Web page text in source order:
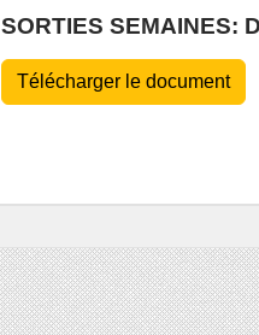
SORTIES SEMAINES:
Télécharger le document